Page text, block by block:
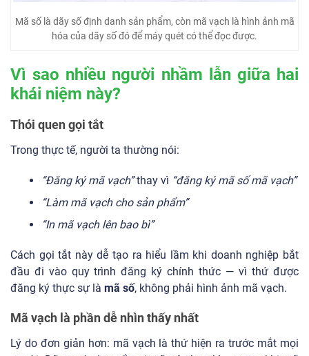
Mã số là dãy số định danh sản phẩm, còn mã vạch là hình ảnh mã
hóa của dãy số đó để máy quét có thể đọc được.
Vì sao nhiều người nhầm lẫn giữa hai
khái niệm này?
Thói quen gọi tắt
Trong thực tế, người ta thường nói:
“Đăng ký mã vạch”thay vì “đăng ký mã số mã vạch”
“Làm mã vạch cho sản phẩm”
“In mã vạch lên bao bì”
Cách gọi tắt này dễ tạo ra hiểu lầm khi doanh nghiệp bắt
đầu đi vào quy trình đăng ký chính thức — vì thứ được
đăng ký thực sự là mã số, không phải hình ảnh mã vạch.
Mã vạch là phần dễ nhìn thấy nhất
Lý do đơn giản hơn: mã vạch là thứ hiện ra trước mắt mọi